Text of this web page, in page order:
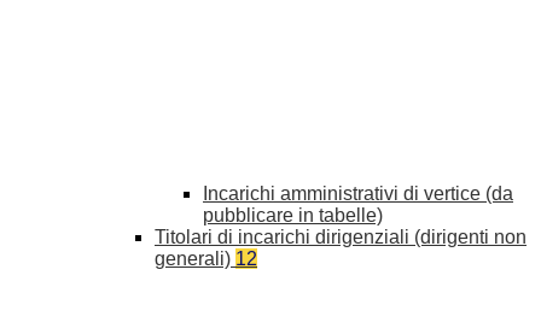
Incarichi amministrativi di vertice (da
pubblicare in tabelle)
Titolari di incarichi dirigenziali (dirigenti non
generali) 12